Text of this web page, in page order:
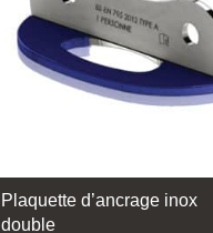
Plaquette d’ancrage inox
double